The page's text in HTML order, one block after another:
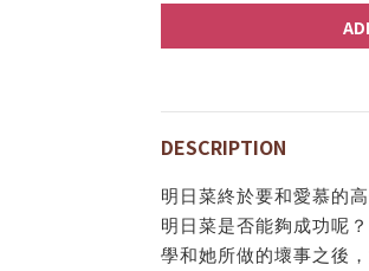
DESCRIPTION
明日菜終於要和愛慕的
明日菜是否能夠成功呢
學和她所做的壞事之後